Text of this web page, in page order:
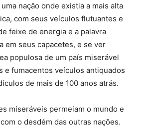
nação onde existia a mais alta
com seus veículos flutuantes e
feixe de energia e a palavra
em seus capacetes, e se ver
populosa de um país miserável
e fumacentos veículos antiquados
de mais de 100 anos atrás.
miseráveis permeiam o mundo e
o desdém das outras nações.